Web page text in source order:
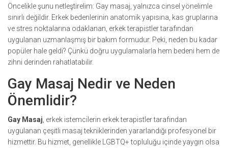
Öncelikle şunu netleştirelim: Gay masaj, yalnızca cinsel yönelimle
sınırlı değildir. Erkek bedenlerinin anatomik yapısına, kas gruplarına
ve stres noktalarına odaklanan, erkek terapistler tarafından
uygulanan uzmanlaşmış bir bakım formudur. Peki, neden bu kadar
popüler hale geldi? Çünkü doğru uygulamalarla hem bedeni hem de
zihni derinden rahatlatabilir.
Gay Masaj Nedir ve Neden
Önemlidir?
Gay Masaj erkek istemcilerin erkek terapistler tarafından
uygulanan çeşitli masaj tekniklerinden yararlandığı profesyonel bir
hizmettir. Bu hizmet, genellikle LGBTQ+ topluluğu içinde yaygın olsa